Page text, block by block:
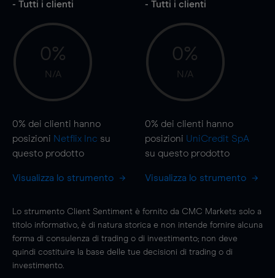
- Tutti i clienti
0%
N/A
0% dei clienti hanno
posizioni Netflix Inc su
questo prodotto
Visualizza lo strumento
- Tutti i clienti
0%
N/A
0% dei clienti hanno
posizioni UniCredit SpA
su questo prodotto
Visualizza lo strumento
Lo strumento Client Sentiment è fornito da CMC Markets solo a
titolo informativo, è di natura storica e non intende fornire alcuna
forma di consulenza di trading o di investimento; non deve
quindi costituire la base delle tue decisioni di trading o di
investimento.